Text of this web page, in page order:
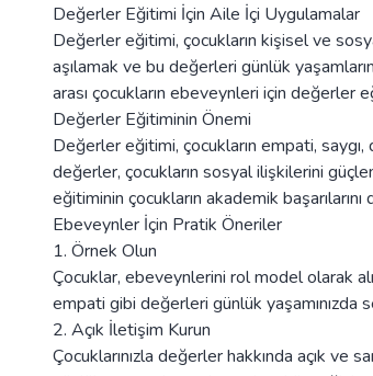
Değerler Eğitimi İçin Aile İçi Uygulamalar
Değerler eğitimi, çocukların kişisel ve
aşılamak ve bu değerleri günlük
arası çocukların ebeveynleri için değerler
Değerler Eğitiminin Önemi
Değerler eğitimi, çocukların empati,
değerler, çocukların sosyal ilişkilerini
eğitiminin çocukların akademik
Ebeveynler İçin Pratik Öneriler
1. Örnek Olun
Çocuklar, ebeveynlerini rol model olarak
empati gibi değerleri günlük yaşamınızda
2. Açık İletişim Kurun
Çocuklarınızla değerler hakkında açık